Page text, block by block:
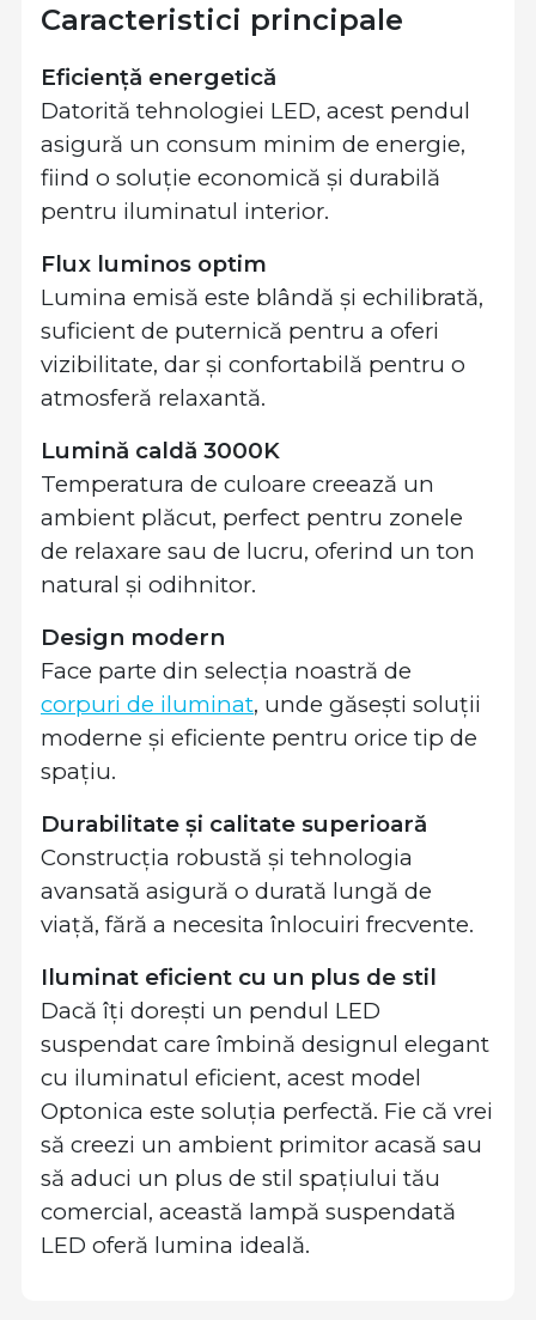
Caracteristici principale
Eficiență energetică
Datorită tehnologiei LED, acest pendul
asigură un consum minim de energie,
fiind o soluție economică și durabilă
pentru iluminatul interior.
Flux luminos optim
Lumina emisă este blândă și echilibrată,
suficient de puternică pentru a oferi
vizibilitate, dar și confortabilă pentru o
atmosferă relaxantă.
Lumină caldă 3000K
Temperatura de culoare creează un
ambient plăcut, perfect pentru zonele
de relaxare sau de lucru, oferind un ton
natural și odihnitor.
Design modern
Face parte din selecția noastră de
corpuri de iluminat, unde găsești soluții
moderne și eficiente pentru orice tip de
spațiu.
Durabilitate și calitate superioară
Construcția robustă și tehnologia
avansată asigură o durată lungă de
viață, fără a necesita înlocuiri frecvente.
Iluminat eficient cu un plus de stil
Dacă îți dorești un pendul LED
suspendat care îmbină designul elegant
cu iluminatul eficient, acest model
Optonica este soluția perfectă. Fie că vrei
să creezi un ambient primitor acasă sau
să aduci un plus de stil spațiului tău
comercial, această lampă suspendată
LED oferă lumina ideală.